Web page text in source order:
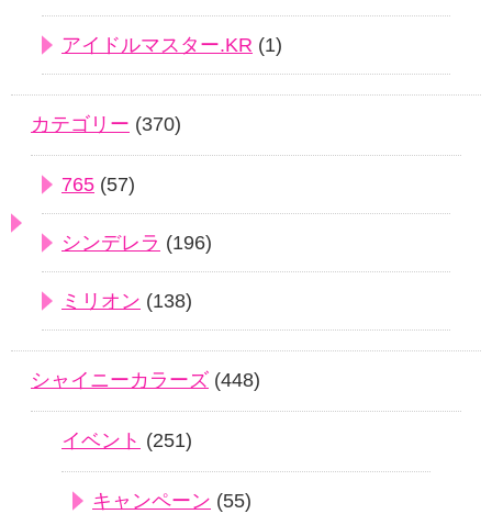
アイドルマスター.KR (1)
カテゴリー (370)
765 (57)
シンデレラ (196)
ミリオン (138)
シャイニーカラーズ (448)
イベント (251)
キャンペーン (55)